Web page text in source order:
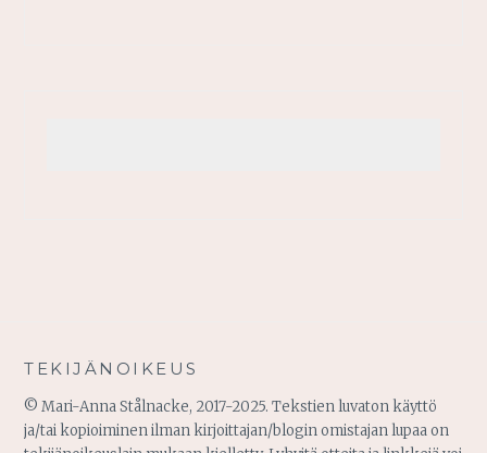
TEKIJÄNOIKEUS
© Mari-Anna Stålnacke, 2017-2025. Tekstien luvaton käyttö
ja/tai kopioiminen ilman kirjoittajan/blogin omistajan lupaa on